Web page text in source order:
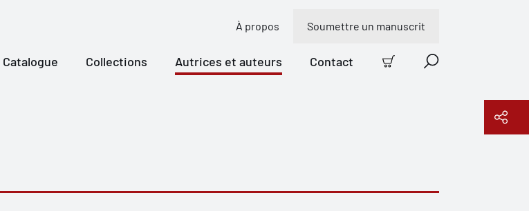
À propos Soumettre un manuscrit
Catalogue Collections Autrices et auteurs Contact
Panier Recherche